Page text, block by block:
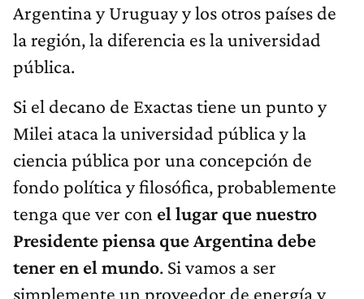
Argentina y Uruguay y los otros países de
la región, la diferencia es la universidad
pública.
Si el decano de Exactas tiene un punto y
Milei ataca la universidad pública y la
ciencia pública por una concepción de
fondo política y filosófica, probablemente
tenga que ver con el lugar que nuestro
Presidente piensa que Argentina debe
tener en el mundo. Si vamos a ser
simplemente un proveedor de energía y